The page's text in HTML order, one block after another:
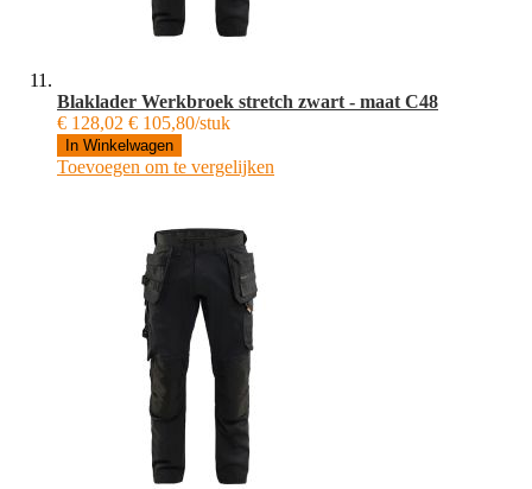
Blaklader Werkbroek stretch zwart - maat C48
€ 128,02 € 105,80/stuk
In Winkelwagen
Toevoegen om te vergelijken